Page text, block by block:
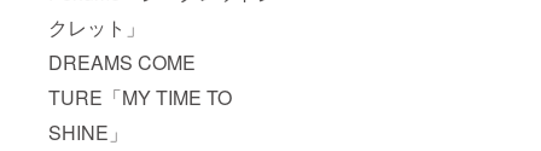
クレット」
DREAMS COME
TURE「MY TIME TO
SHINE」